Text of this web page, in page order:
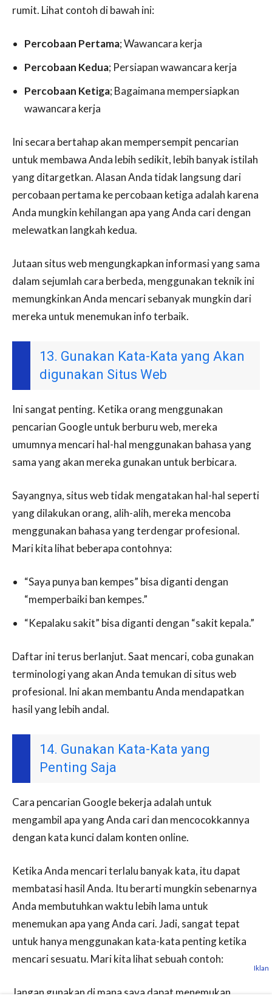
rumit. Lihat contoh di bawah ini:
Percobaan Pertama; Wawancara kerja
Percobaan Kedua; Persiapan wawancara kerja
Percobaan Ketiga; Bagaimana mempersiapkan
wawancara kerja
Ini secara bertahap akan mempersempit pencarian
untuk membawa Anda lebih sedikit, lebih banyak istilah
yang ditargetkan. Alasan Anda tidak langsung dari
percobaan pertama ke percobaan ketiga adalah karena
Anda mungkin kehilangan apa yang Anda cari dengan
melewatkan langkah kedua.
Jutaan situs web mengungkapkan informasi yang sama
dalam sejumlah cara berbeda, menggunakan teknik ini
memungkinkan Anda mencari sebanyak mungkin dari
mereka untuk menemukan info terbaik.
13. Gunakan Kata-Kata yang Akan
digunakan Situs Web
Ini sangat penting. Ketika orang menggunakan
pencarian Google untuk berburu web, mereka
umumnya mencari hal-hal menggunakan bahasa yang
sama yang akan mereka gunakan untuk berbicara.
Sayangnya, situs web tidak mengatakan hal-hal seperti
yang dilakukan orang, alih-alih, mereka mencoba
menggunakan bahasa yang terdengar profesional.
Mari kita lihat beberapa contohnya:
“Saya punya ban kempes” bisa diganti dengan
“memperbaiki ban kempes.”
“Kepalaku sakit” bisa diganti dengan “sakit kepala.”
Daftar ini terus berlanjut. Saat mencari, coba gunakan
terminologi yang akan Anda temukan di situs web
profesional. Ini akan membantu Anda mendapatkan
hasil yang lebih andal.
14. Gunakan Kata-Kata yang
Penting Saja
Cara pencarian Google bekerja adalah untuk
mengambil apa yang Anda cari dan mencocokkannya
dengan kata kunci dalam konten online.
Ketika Anda mencari terlalu banyak kata, itu dapat
membatasi hasil Anda. Itu berarti mungkin sebenarnya
Anda membutuhkan waktu lebih lama untuk
menemukan apa yang Anda cari. Jadi, sangat tepat
untuk hanya menggunakan kata-kata penting ketika
mencari sesuatu. Mari kita lihat sebuah contoh:
Jangan gunakan di mana saya dapat menemukan
Iklan